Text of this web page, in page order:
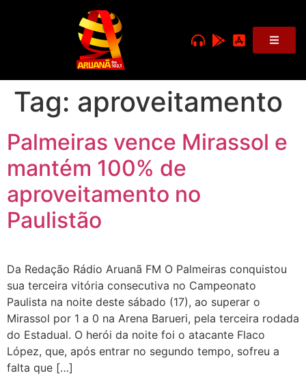
Tag: aproveitamento
Palmeiras vence Mirassol e
mantém 100% de
aproveitamento no
Paulistão
Da Redação Rádio Aruanã FM O Palmeiras conquistou
sua terceira vitória consecutiva no Campeonato
Paulista na noite deste sábado (17), ao superar o
Mirassol por 1 a 0 na Arena Barueri, pela terceira rodada
do Estadual. O herói da noite foi o atacante Flaco
López, que, após entrar no segundo tempo, sofreu a
falta que […]